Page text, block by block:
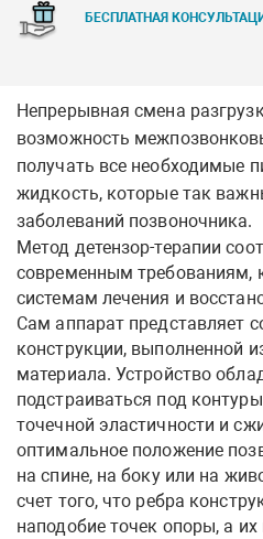
БЕСПЛАТНАЯ
Непрерывная смена
возможность
получать все необходимые
жидкость, которые так
заболеваний позвоночника.
Метод детензор-терапии
современным требованиям,
системам лечения и
Сам аппарат представляет
конструкции, выполненной
материала. Устройство
подстраиваться под
точечной эластичности и
оптимальное положение
на спине, на боку или на
счет того, что ребра
наподобие точек опоры, а